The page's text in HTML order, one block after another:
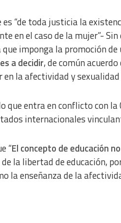
“de toda justicia la
en el caso de la mujer”- Sin
imponga la promoción de
a decidir, de común
la afectividad y
entra en conflicto con
internacionales
“El concepto de educación
la libertad de educación,
la enseñanza de la